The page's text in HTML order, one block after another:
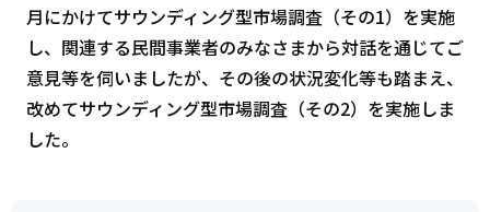
月にかけてサウンディング型市場調査（その1）を実施
し、関連する民間事業者のみなさまから対話を通じてご
意見等を伺いましたが、その後の状況変化等も踏まえ、
改めてサウンディング型市場調査（その2）を実施しま
した。